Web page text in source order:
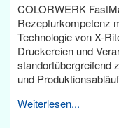
COLORWERK
Rezepturkompetenz
Technologie von X-
Druckereien und
standortübergreifend
und
Weiterlesen...